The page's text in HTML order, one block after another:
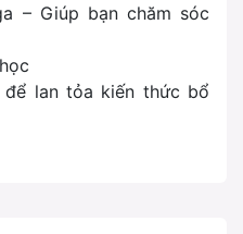
– Giúp bạn chăm sóc
lan tỏa kiến thức bổ